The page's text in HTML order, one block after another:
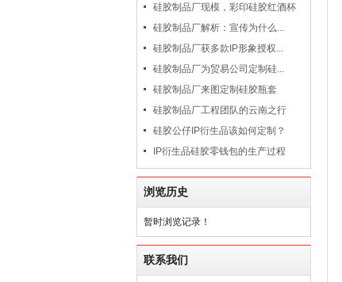
硅胶制品厂现模，彩印硅胶红酒杯
硅胶制品厂解析：宣传为什么...
硅胶制品厂获多款IP形象授权...
硅胶制品厂为贸易公司定制硅...
硅胶制品厂来图定制硅胶瓶套
硅胶制品厂工程团队的云南之行
硅胶公仔IP衍生品该如何定制？
IP衍生品硅胶零钱包的生产过程
浏览历史
暂时浏览记录！
联系我们